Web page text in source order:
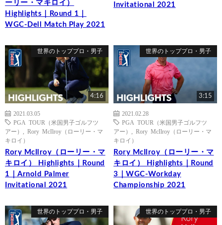
ーリー・マキロイ）
Highlights｜Round 1｜
WGC-Dell Match Play 2021
Invitational 2021
世界のトッププロ・男子
4:16
2021.03.05
PGA TOUR（米国男子ゴルフツ
アー）
Rory McIlroy（ローリー・マ
キロイ）
Rory McIlroy（ローリー・マ
キロイ） Highlights｜Round
1｜Arnold Palmer
Invitational 2021
世界のトッププロ・男子
3:15
2021.02.28
PGA TOUR（米国男子ゴルフツ
アー）
Rory McIlroy（ローリー・マ
キロイ）
Rory McIlroy（ローリー・マ
キロイ） Highlights｜Round
3｜WGC-Workday
Championship 2021
世界のトッププロ・男子 世界のトッププロ・男子